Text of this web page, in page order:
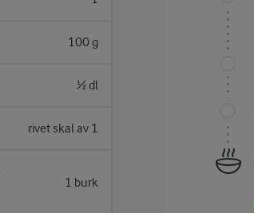
100 g
½ dl
rivet skal av 1
1 burk